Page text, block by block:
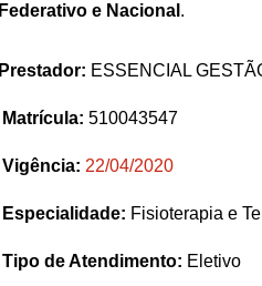
Federativo e Nacional .
Prestador: ESSENCIAL
Matrícula: 510043547
Vigência: 22/04/2020
Especialidade: Fisioterapia e
Tipo de Atendimento: Eletivo